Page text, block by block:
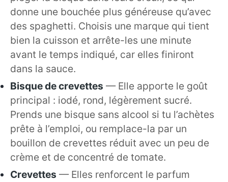
donne une bouchée plus généreuse qu’avec
des spaghetti. Choisis une marque qui tient
bien la cuisson et arrête-les une minute
avant le temps indiqué, car elles finiront
dans la sauce.
Bisque de crevettes — Elle apporte le goût
principal : iodé, rond, légèrement sucré.
Prends une bisque sans alcool si tu l’achètes
prête à l’emploi, ou remplace-la par un
bouillon de crevettes réduit avec un peu de
crème et de concentré de tomate.
Crevettes — Elles renforcent le parfum